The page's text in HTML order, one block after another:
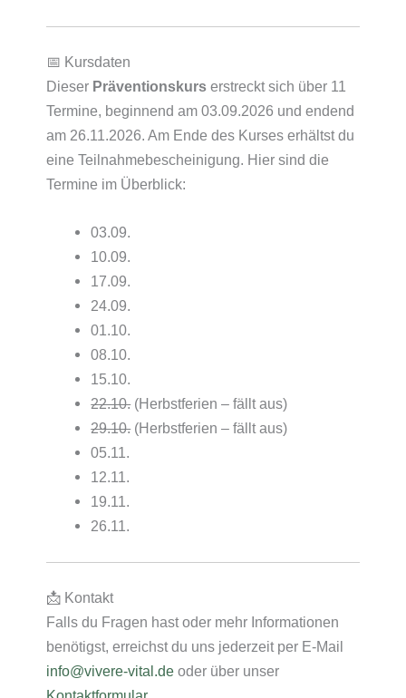
📅 Kursdaten
Dieser Präventionskurs erstreckt sich über 11
Termine, beginnend am 03.09.2026 und endend
am 26.11.2026. Am Ende des Kurses erhältst du
eine Teilnahmebescheinigung. Hier sind die
Termine im Überblick:
03.09.
10.09.
17.09.
24.09.
01.10.
08.10.
15.10.
22.10.(Herbstferien – fällt aus)
29.10.(Herbstferien – fällt aus)
05.11.
12.11.
19.11.
26.11.
📩 Kontakt
Falls du Fragen hast oder mehr Informationen
benötigst, erreichst du uns jederzeit per E-Mail
info@vivere-vital.de oder über unser